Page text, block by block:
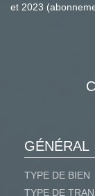
et 2023
GÉNÉRAL
TYPE DE BIEN
TYPE DE